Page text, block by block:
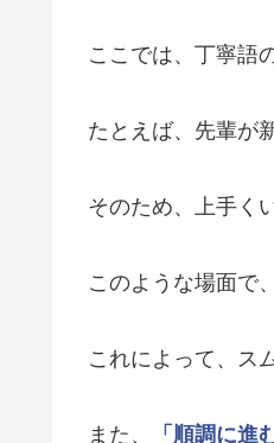
ここでは、丁寧語
たとえば、先輩が
そのため、上手く
このような場面で、
これによって、ス
また、 「順調に進